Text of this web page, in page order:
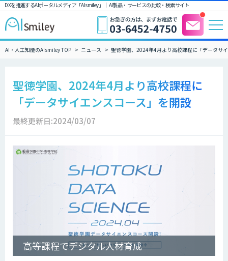
DXを推進するAIポータルメディア「AIsmiley」｜ AI製品・サービスの比較・検索サイト
AI・人工知能のAIsmiley TOP ニュース 聖徳学園、2024年4月より高校課程に「データサ
聖徳学園、2024年4月より高校課程に
「データサイエンスコース」を開設
最終更新日:2024/03/07
高等課程でデジタル人材育成